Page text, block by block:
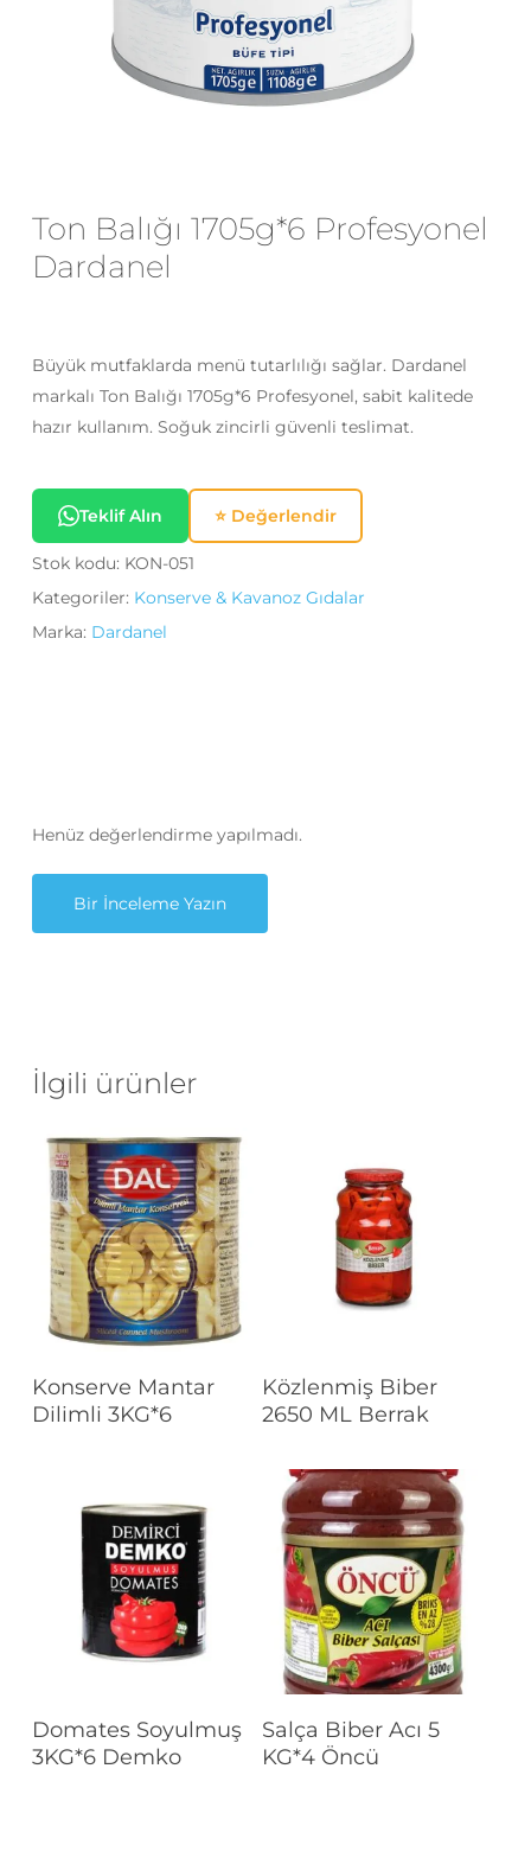
Ton Balığı 1705g*6 Profesyonel
Dardanel
Büyük mutfaklarda menü tutarlılığı sağlar. Dardanel
markalı Ton Balığı 1705g*6 Profesyonel, sabit kalitede
hazır kullanım. Soğuk zincirli güvenli teslimat.
Teklif Alın ⭐ Değerlendir
Stok kodu: KON-051
Kategoriler: Konserve & Kavanoz Gıdalar
Marka: Dardanel
Henüz değerlendirme yapılmadı.
Bir İnceleme Yazın
İlgili ürünler
Devamını Oku
Konserve Mantar
Dilimli 3KG*6
Devamını Oku
Közlenmiş Biber
2650 ML Berrak
Devamını Oku
Domates Soyulmuş
3KG*6 Demko
Devamını Oku
Salça Biber Acı 5
KG*4 Öncü
E-posta*
ve site adresim bu tarayıcıya
kaydedilsin.